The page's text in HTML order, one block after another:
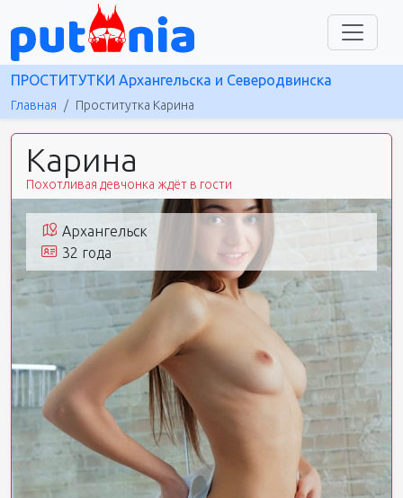
ПРОСТИТУТКИ Архангельска и Северодвинска
Главная Проститутка Карина
Карина
Похотливая девчонка ждёт в гости
Архангельск
32 года